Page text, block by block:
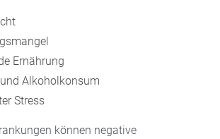
Ernährung
Alkoholkonsum
Stress
können negative